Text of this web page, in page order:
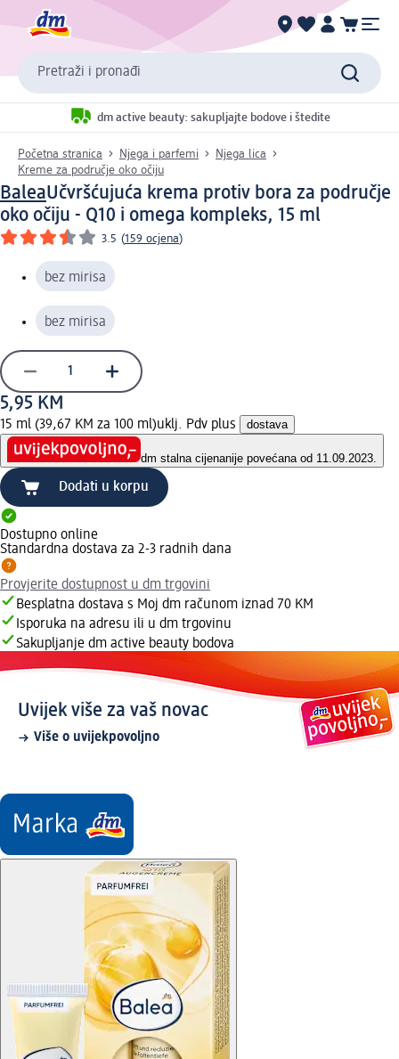
Pretraži i pronađi
dm active beauty: sakupljajte bodove i štedite
Početna stranica Njega i parfemi
Njega lica
Kreme za područje oko očiju
BaleaUčvršćujuća krema protiv bora za područje
oko očiju - Q10 i omega kompleks, 15 ml
3.5 (159 ocjena)
bez mirisa
bez mirisa
5,95 KM
15 ml (39,67 KM za 100 ml)uklj. Pdv plus dostava
dm stalna cijenanije povećana od 11.09.2023.
Dodati u korpu
Dostupno online
Standardna dostava za 2-3 radnih dana
Provjerite dostupnost u dm trgovini
Besplatna dostava s Moj dm računom iznad 70 KM
Isporuka na adresu ili u dm trgovinu
Sakupljanje dm active beauty bodova
Uvijek više za vaš novac
Više o uvijekpovoljno